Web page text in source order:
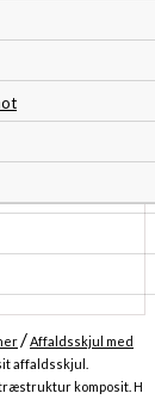
/Affaldsskjul med
affaldsskjul.
komposit. H